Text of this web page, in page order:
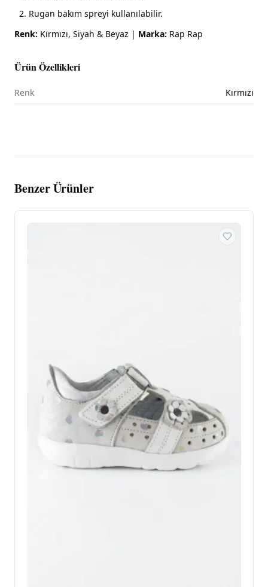
Rugan bakım spreyi kullanılabilir.
Renk: Kırmızı, Siyah & Beyaz | Marka: Rap Rap
Ürün Özellikleri
Renk Kırmızı
Benzer Ürünler